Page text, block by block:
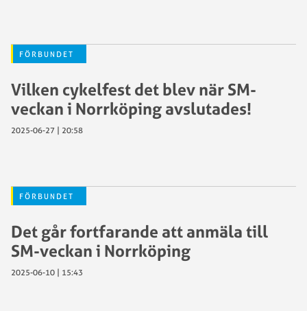
FÖRBUNDET
Vilken cykelfest det blev när SM-
veckan i Norrköping avslutades!
2025-06-27 | 20:58
FÖRBUNDET
Det går fortfarande att anmäla till
SM-veckan i Norrköping
2025-06-10 | 15:43